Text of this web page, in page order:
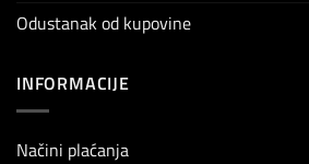
Odustanak od kupovine
INFORMACIJE
Načini plaćanja